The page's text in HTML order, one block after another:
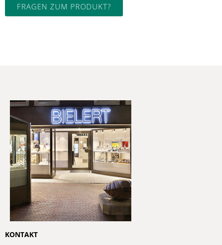
FRAGEN ZUM PRODUKT?
KONTAKT